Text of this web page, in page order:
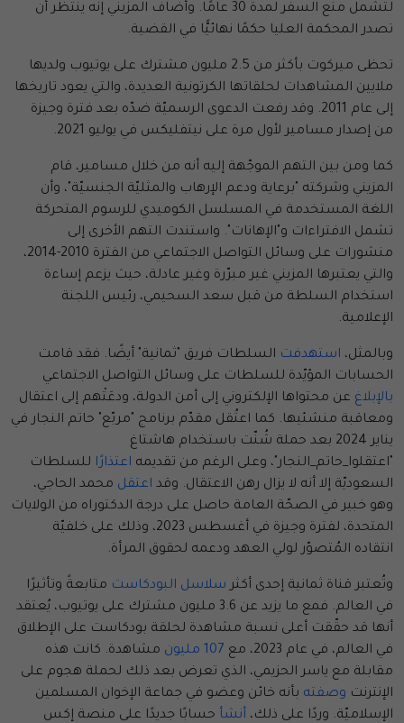
لتشمل منع السفر لمدة 30 عامًا. وأضاف المزيني إنه ينتظر أن
تصدر المحكمة العليا حكمًا نهائيًّا في القضية.
تحظى ميركوت بأكثر من 2.5 مليون مشترك على يوتيوب ولديها
ملايين المشاهدات لحلقاتها الكرتونية العديدة، والتي يعود تاريخها
إلى عام 2011. وقد رفعت الدعوى الرسميّة ضدّه بعد فترة وجيزة
من إصدار مسامير لأول مرة على نيتفليكس في يوليو 2021.
كما ومن بين التهم الموجّهة إليه أنه من خلال مسامير، قام
المزيني وشركته "برعاية ودعم الإرهاب والمثليّة الجنسيّة"، وأن
اللغة المستخدمة في المسلسل الكوميدي للرسوم المتحركة
تشمل الافتراءات و"الإهانات". واستندت التهم الأخرى إلى
منشورات على وسائل التواصل الاجتماعي من الفترة 2010-2014،
والتي يعتبرها المزيني غير مبرّرة وغير عادلة، حيث يزعم إساءة
استخدام السلطة من قبل سعد السحيمي، رئيس اللجنة
الإعلامية.
وبالمثل، استهدفت السلطات فريق "ثمانية" أيضًا. فقد قامت
الحسابات المؤيّدة للسلطات على وسائل التواصل الاجتماعي
بالإبلاغ عن محتواها الإلكتروني إلى أمن الدولة، ودعَتْهم إلى اعتقال
ومعاقبة منشئيها. كما اعتُقل مقدّم برنامج "مربّع" حاتم النجار في
يناير 2024 بعد حملة شُنّت باستخدام هاشتاغ
"اعتقلوا_حاتم_النجار"، وعلى الرغم من تقديمه اعتذارًا للسلطات
السعوديّة إلا أنه لا يزال رهن الاعتقال. وقد اعتقل محمد الحاجي،
وهو خبير في الصحّة العامة حاصل على درجة الدكتوراه من الولايات
المتحدة، لفترة وجيزة في أغسطس 2023، وذلك على خلفيّة
انتقاده المُتصوّر لولي العهد ودعمه لحقوق المرأة.
وتُعتبر قناة ثمانية إحدى أكثر سلاسل البودكاست متابعةً وتأثيرًا
في العالم. فمع ما يزيد عن 3.6 مليون مشترك على يوتيوب، يُعتقد
أنها قد حقّقت أعلى نسبة مشاهدة لحلقة بودكاست على الإطلاق
في العالم، في عام 2023، مع
107 مليون
مشاهدة. كانت هذه
مقابلة مع ياسر الحزيمي، الذي تعرض بعد ذلك لحملة هجوم على
الإنترنت وصفته بأنه خائن وعضو في جماعة الإخوان المسلمين
الإسلاميّة. وردًا على ذلك، أنشأ حسابًا جديدًا على منصة إكس